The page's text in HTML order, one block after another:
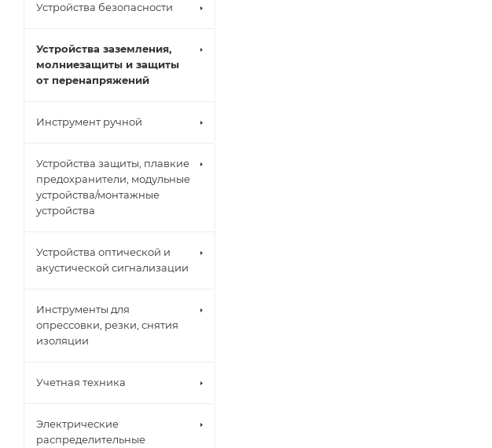
Устройства безопасности
Устройства заземления,
молниезащиты и защиты
от перенапряжений
Инструмент ручной
Устройства защиты, плавкие
предохранители, модульные
устройства/монтажные
устройства
Устройства оптической и
акустической сигнализации
Инструменты для
опрессовки, резки, снятия
изоляции
Учетная техника
Электрические
распределительные